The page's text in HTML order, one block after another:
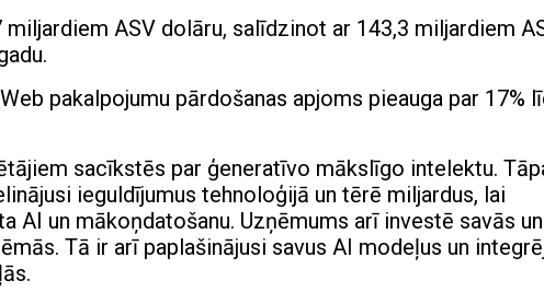
ASV dolāru, salīdzinot ar 143,3 miljardiem
pakalpojumu pārdošanas apjoms pieauga par 17%
sacīkstēs par ģeneratīvo mākslīgo intelektu.
ieguldījumus tehnoloģijā un tērē miljardus, lai
AI un mākoņdatošanu. Uzņēmums arī investē savās un
Tā ir arī paplašinājusi savus AI modeļus un